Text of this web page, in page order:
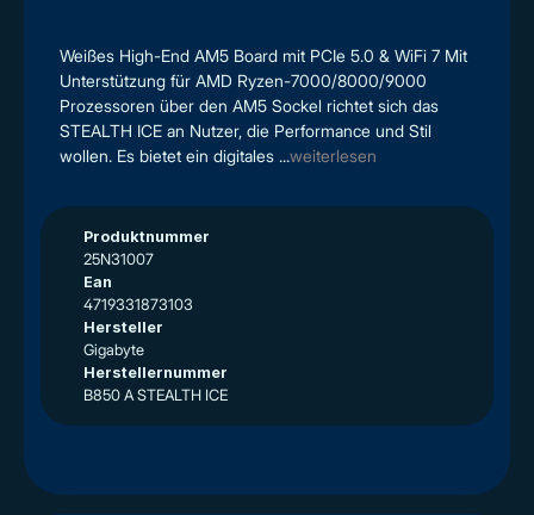
Weißes High-End AM5 Board mit PCIe 5.0 & WiFi 7 Mit
Unterstützung für AMD Ryzen-7000/8000/9000
Prozessoren über den AM5 Sockel richtet sich das
STEALTH ICE an Nutzer, die Performance und Stil
wollen. Es bietet ein digitales ...weiterlesen
Produktnummer
25N31007
Ean
4719331873103
Hersteller
Gigabyte
Herstellernummer
B850 A STEALTH ICE